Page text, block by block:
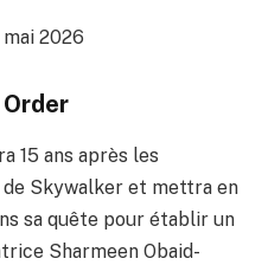
2026
15 ans après les
de Skywalker et mettra en
sa quête pour établir un
Sharmeen Obaid-